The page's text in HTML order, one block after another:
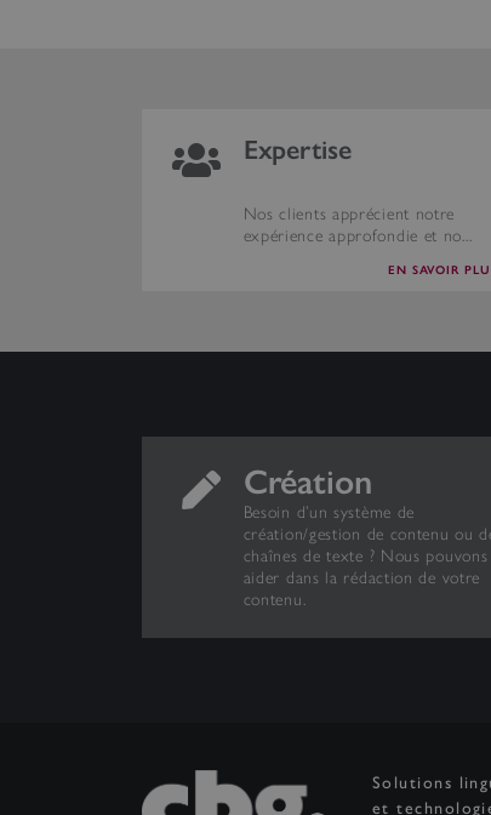
Expertise
Nos clients apprécient notre
expérience approfondie et no...
EN SAVOIR
Création
Besoin d’un système de
création/gestion de contenu ou
chaînes de texte ? Nous pouvons
aider dans la rédaction de votre
contenu.
Solutions
et